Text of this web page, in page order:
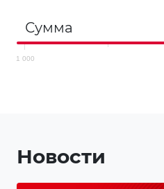
Сумма
1 000
Новости